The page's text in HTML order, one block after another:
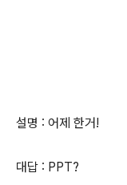
설명 : 어제 한거!
대답 : PPT?